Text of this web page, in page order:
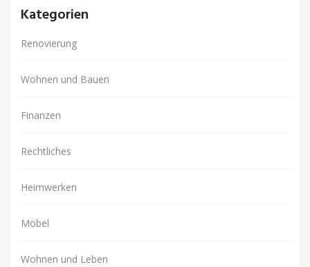
Kategorien
Renovierung
Wohnen und Bauen
Finanzen
Rechtliches
Heimwerken
Möbel
Wohnen und Leben